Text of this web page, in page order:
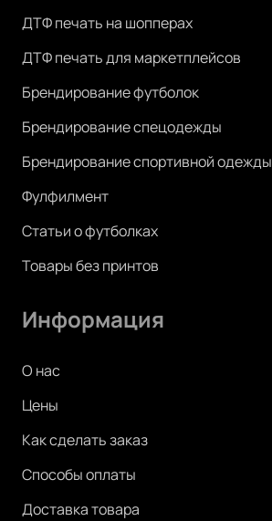
ДТФ печать на шопперах
ДТФ печать для маркетплейсов
Брендирование футболок
Брендирование спецодежды
Брендирование спортивной одежды
Фулфилмент
Статьи о футболках
Товары без принтов
Информация
О нас
Цены
Как сделать заказ
Способы оплаты
Доставка товара